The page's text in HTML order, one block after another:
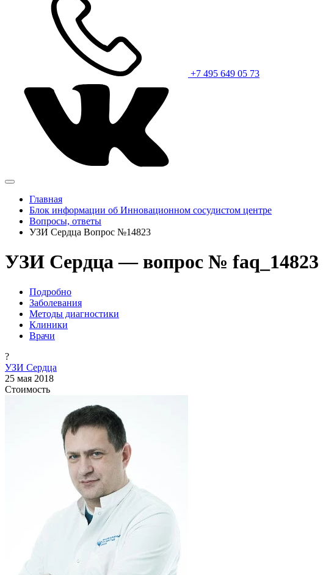
+7 495 649 05 73
Главная
Блок информации об Инновационном сосудистом центре
Вопросы, ответы
УЗИ Сердца Вопрос №14823
УЗИ Сердца — вопрос № faq_14823
Подробно
Заболевания
Методы диагностики
Клиники
Врачи
?
УЗИ Сердца
25 мая 2018
Стоимость